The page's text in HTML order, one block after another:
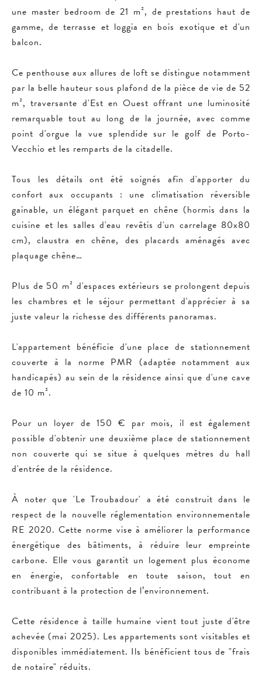
une master bedroom de 21 m², de prestations haut de
gamme, de terrasse et loggia en bois exotique et d'un
balcon.
Ce penthouse aux allures de loft se distingue notamment
par la belle hauteur sous plafond de la pièce de vie de 52
m², traversante d'Est en Ouest offrant une luminosité
remarquable tout au long de la journée, avec comme
point d'orgue la vue splendide sur le golf de Porto-
Vecchio et les remparts de la citadelle.
Tous les détails ont été soignés afin d'apporter du
confort aux occupants : une climatisation réversible
gainable, un élégant parquet en chêne (hormis dans la
cuisine et les salles d'eau revêtis d'un carrelage 80x80
cm), claustra en chêne, des placards aménagés avec
plaquage chêne…
Plus de 50 m² d'espaces extérieurs se prolongent depuis
les chambres et le séjour permettant d'apprécier à sa
juste valeur la richesse des différents panoramas.
L'appartement bénéficie d'une place de stationnement
couverte à la norme PMR (adaptée notamment aux
handicapés) au sein de la résidence ainsi que d'une cave
de 10 m².
Pour un loyer de 150 € par mois, il est également
possible d'obtenir une deuxième place de stationnement
non couverte qui se situe à quelques mètres du hall
d'entrée de la résidence.
À noter que 'Le Troubadour' a été construit dans le
respect de la nouvelle réglementation environnementale
RE 2020. Cette norme vise à améliorer la performance
énergétique des bâtiments, à réduire leur empreinte
carbone. Elle vous garantit un logement plus économe
en énergie, confortable en toute saison, tout en
contribuant à la protection de l’environnement.
Cette résidence à taille humaine vient tout juste d'être
achevée (mai 2025). Les appartements sont visitables et
disponibles immédiatement. Ils bénéficient tous de "frais
de notaire" réduits.